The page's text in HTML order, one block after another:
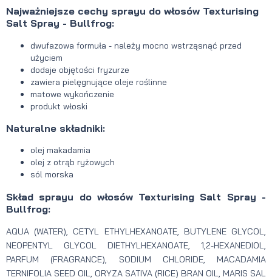
Najważniejsze cechy sprayu do włosów Texturising
Salt Spray - Bullfrog:
dwufazowa formuła - należy mocno wstrząsnąć przed
użyciem
dodaje objętości fryzurze
zawiera pielęgnujące oleje roślinne
matowe wykończenie
produkt włoski
Naturalne składniki:
olej makadamia
olej z otrąb ryżowych
sól morska
Skład sprayu do włosów Texturising Salt Spray -
Bullfrog:
AQUA (WATER), CETYL ETHYLHEXANOATE, BUTYLENE GLYCOL,
NEOPENTYL GLYCOL DIETHYLHEXANOATE, 1,2-HEXANEDIOL,
PARFUM (FRAGRANCE), SODIUM CHLORIDE, MACADAMIA
TERNIFOLIA SEED OIL, ORYZA SATIVA (RICE) BRAN OIL, MARIS SAL